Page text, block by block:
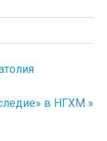
в НГХМ »